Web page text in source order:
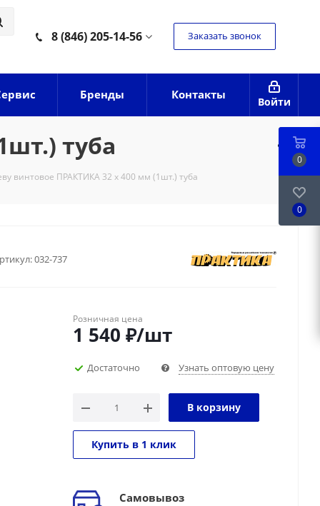
8 (846) 205-14-56 Заказать звонок
Войти
Бренды Контакты
туба
винтовое ПРАКТИКА 32 х 400 мм (1шт.) туба
032-737
Розничная цена
1 540 ₽/шт
Достаточно Узнать оптовую цену
В корзину
Купить в 1 клик
Самовывоз
0
0